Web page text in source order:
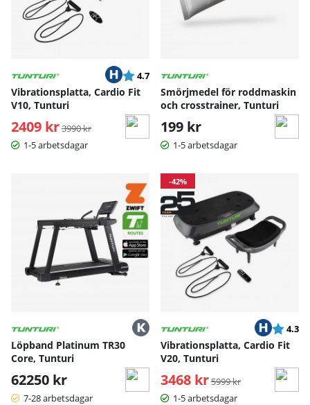
Betyg:
4.7 utav 5 stjärnor
Vibrationsplatta, Cardio Fit
V10, Tunturi
2409 kr Ordinarie pris:
3990 kr
1-5 arbetsdagar
Smörjmedel för roddmaskin
och crosstrainer, Tunturi
199 kr
1-5 arbetsdagar
Löpband Platinum TR30
Core, Tunturi
62250 kr
7-28 arbetsdagar
-42%
Betyg:
4.3
Vibrationsplatta, Cardio Fit
V20, Tunturi
3468 kr Ordinarie pris:
5999 kr
1-5 arbetsdagar